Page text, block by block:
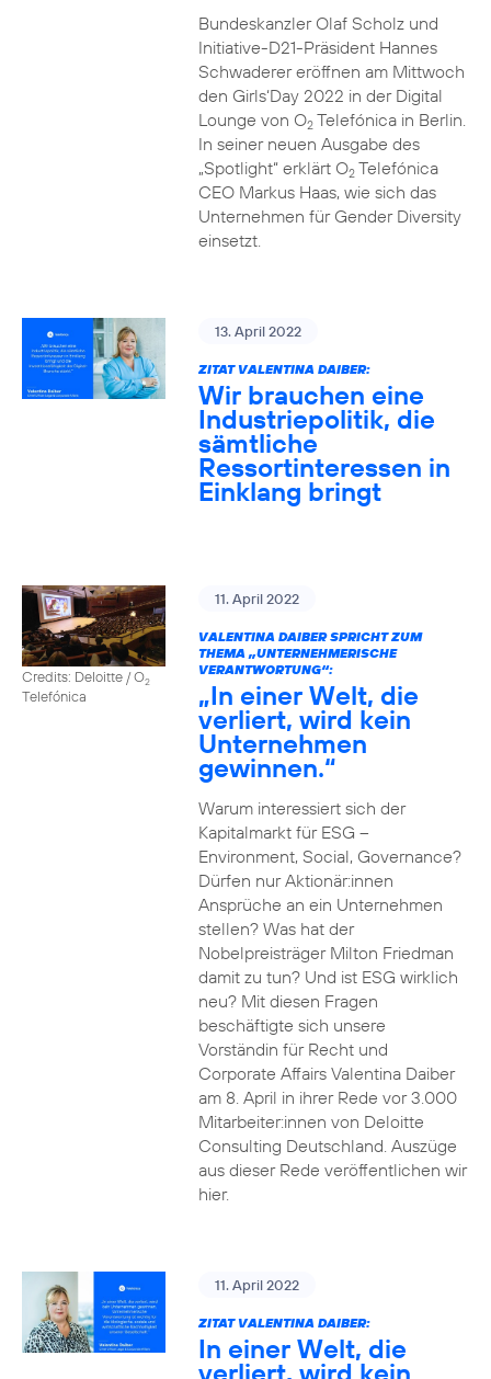
Bundeskanzler Olaf Scholz und
Initiative-D21-Präsident Hannes
Schwaderer eröffnen am Mittwoch
den Girls‘Day 2022 in der Digital
Lounge von O2Telefónica in Berlin.
In seiner neuen Ausgabe des
„Spotlight“ erklärt O2Telefónica
CEO Markus Haas, wie sich das
Unternehmen für Gender Diversity
einsetzt.
13. April 2022
ZITAT VALENTINA DAIBER:
Wir brauchen eine
Industriepolitik, die
sämtliche
Ressortinteressen in
Einklang bringt
Credits: Deloitte / O2
Telefónica
11. April 2022
VALENTINA DAIBER SPRICHT ZUM
THEMA „UNTERNEHMERISCHE
VERANTWORTUNG“:
„In einer Welt, die
verliert, wird kein
Unternehmen
gewinnen.“
Warum interessiert sich der
Kapitalmarkt für ESG –
Environment, Social, Governance?
Dürfen nur Aktionär:innen
Ansprüche an ein Unternehmen
stellen? Was hat der
Nobelpreisträger Milton Friedman
damit zu tun? Und ist ESG wirklich
neu? Mit diesen Fragen
beschäftigte sich unsere
Vorständin für Recht und
Corporate Affairs Valentina Daiber
am 8. April in ihrer Rede vor 3.000
Mitarbeiter:innen von Deloitte
Consulting Deutschland. Auszüge
aus dieser Rede veröffentlichen wir
hier.
11. April 2022
ZITAT VALENTINA DAIBER:
In einer Welt, die
verliert, wird kein